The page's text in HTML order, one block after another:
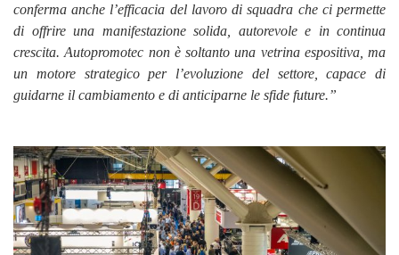
conferma anche l’efficacia del lavoro di squadra che ci permette
di offrire una manifestazione solida, autorevole e in continua
crescita. Autopromotec non è soltanto una vetrina espositiva, ma
un motore strategico per l’evoluzione del settore, capace di
guidarne il cambiamento e di anticiparne le sfide future.”